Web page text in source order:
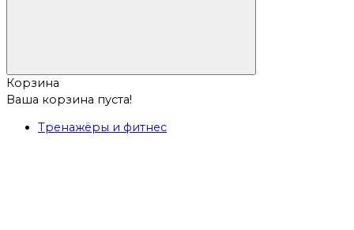
Корзина
Ваша корзина пуста!
Тренажёры и фитнес